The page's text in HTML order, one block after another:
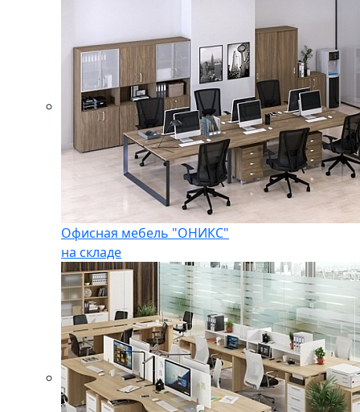
Офисная мебель "ОНИКС"
на складе